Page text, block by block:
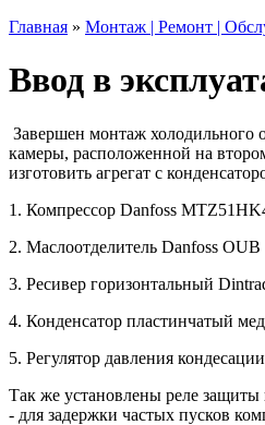
Главная » Монтаж | Ремонт |
Ввод в
Завершен монтаж холодильного
камеры, расположенной на
изготовить агрегат с
1. Компрессор Danfoss
2. Маслоотделитель Danfoss OUB
3. Ресивер горизонтальный
4. Конденсатор пластинчатый
5. Регулятор давления
Так же установлены реле
- для задержки частых пусков